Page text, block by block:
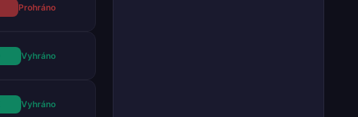
Prohráno
Vyhráno
Vyhráno